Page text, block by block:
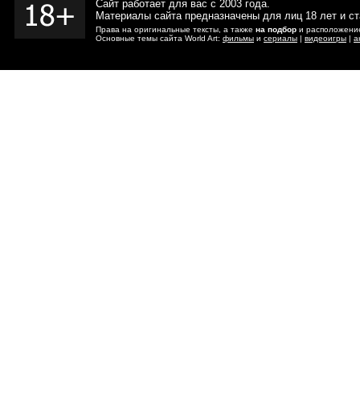
Сайт работает для вас с 2003 года.
Материалы сайта предназначены для лиц 18 лет и
Права на оригинальные тексты, а также на подбор и
Основные темы сайта World Art: фильмы и сериалы | видеоигры |